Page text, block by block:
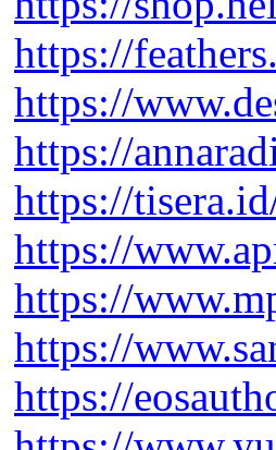
https://
https://
https://
https://
https://
https://
https://
https://